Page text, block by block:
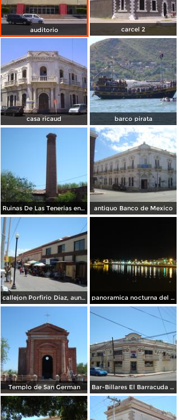
auditorio carcel 2
casa ricaud barco pirata
Ruinas De Las Tenerias en la Hacienda San German antiguo Banco de Mexico
callejon Porfirio Diaz, aun costado del Mercado panoramica nocturna del puerto
Templo de San German Bar-Billares El Barracuda Antigua Tienda La Francesa del Don Max Cohen